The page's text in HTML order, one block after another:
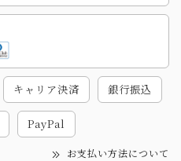
キャリア決済 銀行振込
PayPal
お支払い方法について